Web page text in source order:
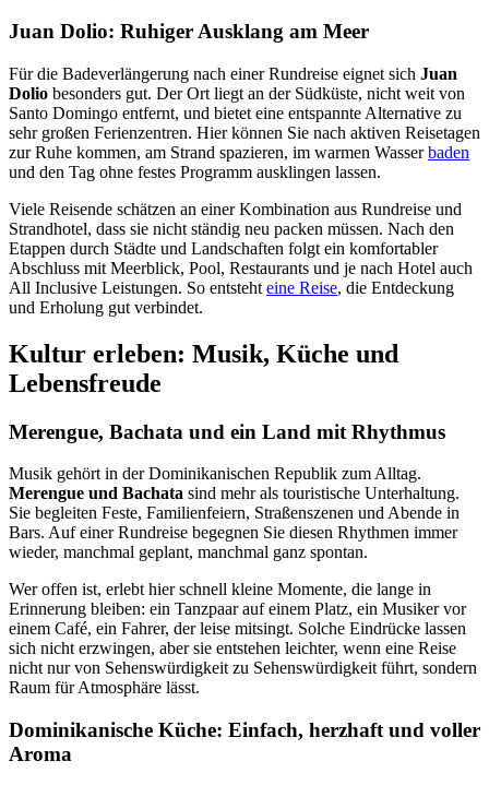
Juan Dolio: Ruhiger Ausklang am Meer
Für die Badeverlängerung nach einer Rundreise eignet sich Juan
Dolio besonders gut. Der Ort liegt an der Südküste, nicht weit von
Santo Domingo entfernt, und bietet eine entspannte Alternative zu
sehr großen Ferienzentren. Hier können Sie nach aktiven Reisetagen
zur Ruhe kommen, am Strand spazieren, im warmen Wasserbaden
und den Tag ohne festes Programm ausklingen lassen.
Viele Reisende schätzen an einer Kombination aus Rundreise und
Strandhotel, dass sie nicht ständig neu packen müssen. Nach den
Etappen durch Städte und Landschaften folgt ein komfortabler
Abschluss mit Meerblick, Pool, Restaurants und je nach Hotel auch
All Inclusive Leistungen. So entsteht eine Reise, die Entdeckung
und Erholung gut verbindet.
Kultur erleben: Musik, Küche und
Lebensfreude
Merengue, Bachata und ein Land mit Rhythmus
Musik gehört in der Dominikanischen Republik zum Alltag.
Merengue und Bachata sind mehr als touristische Unterhaltung.
Sie begleiten Feste, Familienfeiern, Straßenszenen und Abende in
Bars. Auf einer Rundreise begegnen Sie diesen Rhythmen immer
wieder, manchmal geplant, manchmal ganz spontan.
Wer offen ist, erlebt hier schnell kleine Momente, die lange in
Erinnerung bleiben: ein Tanzpaar auf einem Platz, ein Musiker vor
einem Café, ein Fahrer, der leise mitsingt. Solche Eindrücke lassen
sich nicht erzwingen, aber sie entstehen leichter, wenn eine Reise
nicht nur von Sehenswürdigkeit zu Sehenswürdigkeit führt, sondern
Raum für Atmosphäre lässt.
Dominikanische Küche: Einfach, herzhaft und voller
Aroma